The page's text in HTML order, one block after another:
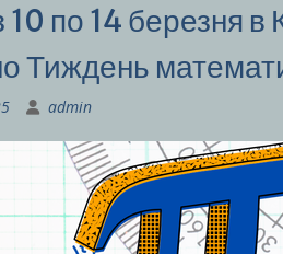
10 по 14 березня в
Тиждень
admin